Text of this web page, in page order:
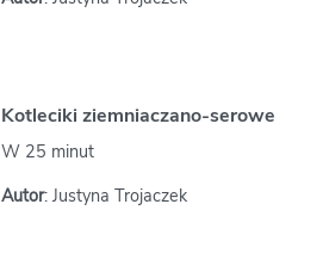
Kotleciki ziemniaczano-serowe
W 25 minut
Autor: Justyna Trojaczek